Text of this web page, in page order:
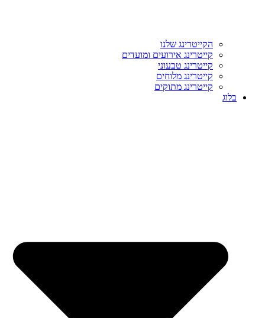
הקייטרינג שלנו
קייטרינג אירועים ומועדים
קייטרינג טבעוני
קייטרינג מלוחים
קייטרינג מתוקים
בלוג